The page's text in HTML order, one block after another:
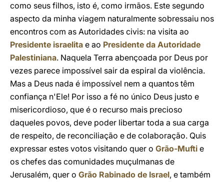
como seus filhos, isto é, como irmãos. Este segundo
aspecto da minha viagem naturalmente sobressaiu nos
encontros com as Autoridades civis: na visita ao
Presidente israelita e ao Presidente da Autoridade
Palestiniana. Naquela Terra abençoada por Deus por
vezes parece impossível sair da espiral da violência.
Mas a Deus nada é impossível nem a quantos têm
confiança n'Ele! Por isso a fé no único Deus justo e
misericordioso, que é o recurso mais precioso
daqueles povos, deve poder libertar toda a sua carga
de respeito, de reconciliação e de colaboração. Quis
expressar estes votos visitando quer o Grão-Mufti e
os chefes das comunidades muçulmanas de
Jerusalém, quer o Grão Rabinado de Israel, e também